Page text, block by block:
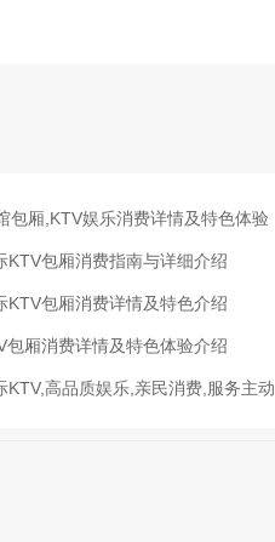
包厢,KTV娱乐消费详情及特色体验
KTV包厢消费指南与详细介绍
KTV包厢消费详情及特色介绍
包厢消费详情及特色体验介绍
KTV,高品质娱乐,亲民消费,服务主动